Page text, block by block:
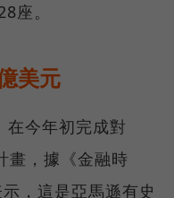
座。
美元
今年初完成對
畫，據《金融時
，這是亞馬遜有史